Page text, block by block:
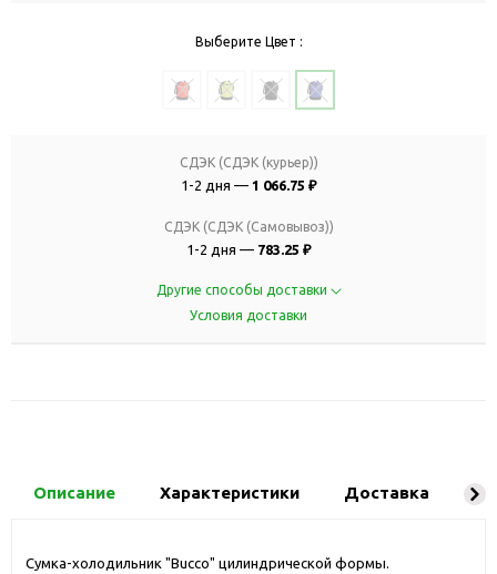
Выберите Цвет :
СДЭК (СДЭК (курьер))
1-2 дня — 1 066.75 ₽
СДЭК (СДЭК (Самовывоз))
1-2 дня — 783.25 ₽
Другие способы доставки
Условия доставки
Описание Характеристики Доставка
Сумка-холодильник "Bucco" цилиндрической формы.